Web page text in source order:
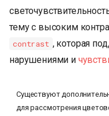
тему с высоким
contrast , которая
нарушениями и
Существуют
для рассмотрения